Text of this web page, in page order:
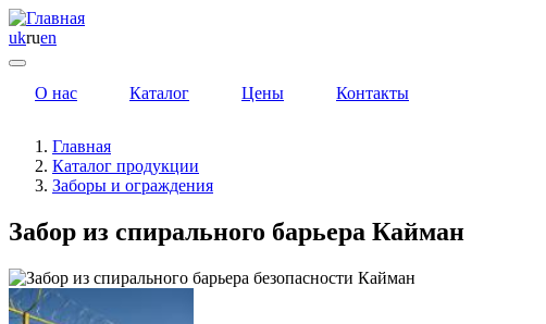
ukruen
О нас Каталог Цены Контакты
Главная
Каталог продукции
Заборы и ограждения
Забор из спирального барьера Кайман